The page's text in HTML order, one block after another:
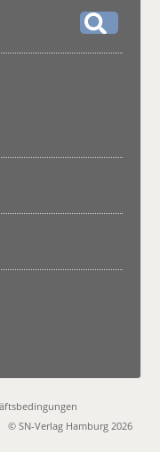
© SN-Verlag Hamburg 2026